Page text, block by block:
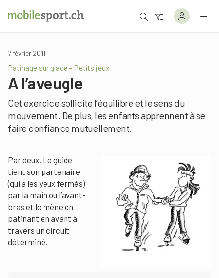
7 février 2011
Patinage sur glace – Petits jeux
A l’aveugle
Cet exercice sollicite l’équilibre et le sens du
mouvement. De plus, les enfants apprennent à se
faire confiance mutuellement.
Par deux. Le guide
tient son partenaire
(qui a les yeux fermés)
par la main ou l’avant-
bras et le mène en
patinant en avant à
travers un circuit
déterminé.